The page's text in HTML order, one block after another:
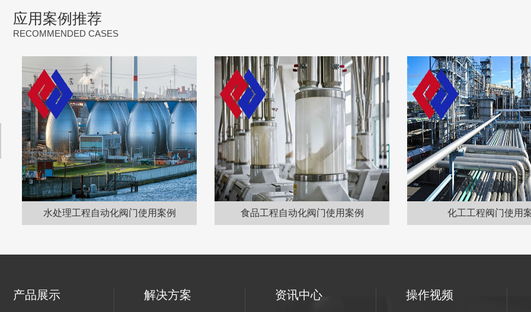
应用案例推荐
RECOMMENDED CASES
水处理工程自动化阀门使用案例 食品工程自动化阀门使用案例 化工工程阀门使用
产品展示 解决方案 资讯中心 操作视频